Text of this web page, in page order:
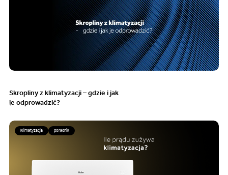
Skropliny z klimatyzacji – gdzie i jak
je odprowadzić?
klimatyzacja poradnik